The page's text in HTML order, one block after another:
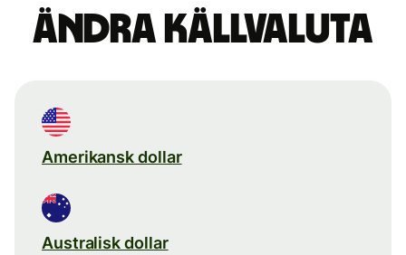
Ändra källvaluta
Amerikansk dollar
Australisk dollar